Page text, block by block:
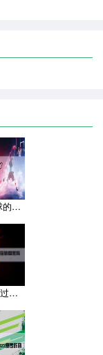
足球的影响力,足球的影响力有多大？
世界杯有国家卫冕过吗,世界杯有连续夺冠的国家吗